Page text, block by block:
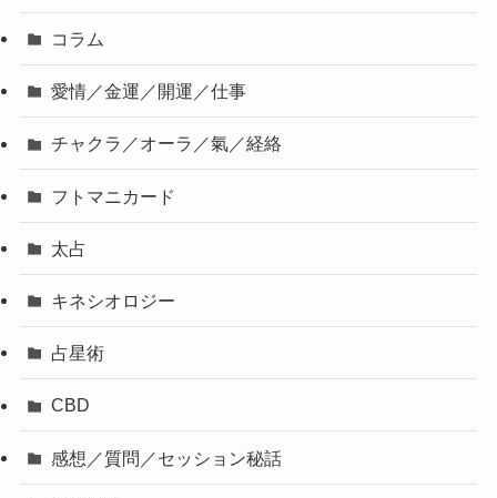
コラム
愛情／金運／開運／仕事
チャクラ／オーラ／氣／経絡
フトマニカード
太占
キネシオロジー
占星術
CBD
感想／質問／セッション秘話